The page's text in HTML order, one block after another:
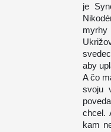
je
aby
A čo
svoju
chcel.
kam